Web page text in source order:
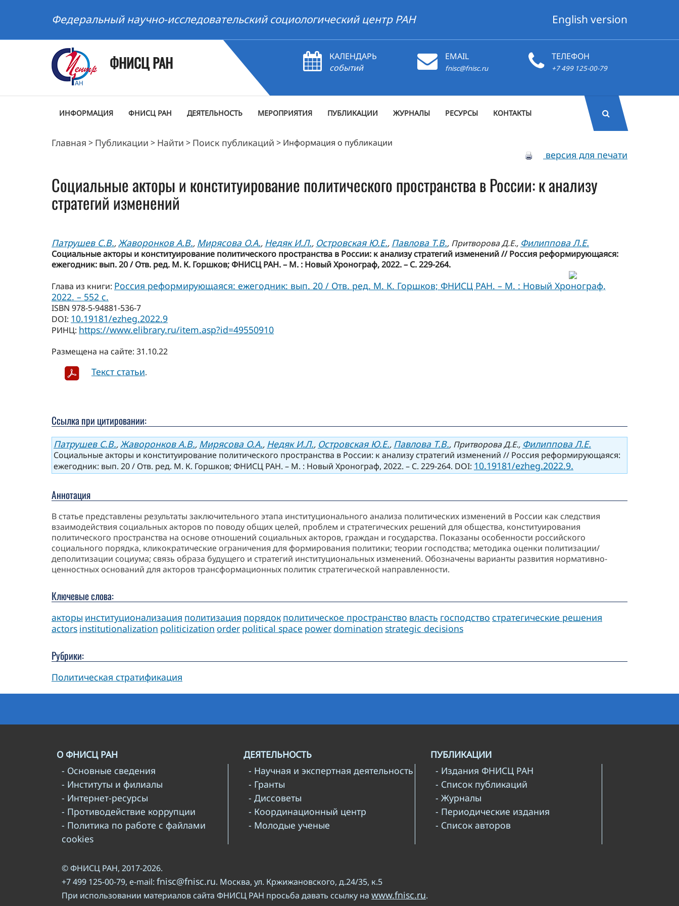
Федеральный научно-исследовательский социологический центр РАН English version
ФНИСЦ РАН
КАЛЕНДАРЬ
событий
EMAIL
fnisc@fnisc.ru
ТЕЛЕФОН
+7 499 125-00-79
ИНФОРМАЦИЯ ФНИСЦ РАН ДЕЯТЕЛЬНОСТЬ МЕРОПРИЯТИЯ ПУБЛИКАЦИИ ЖУРНАЛЫ РЕСУРСЫ КОНТАКТЫ
Главная > Публикации > Найти > Поиск публикаций > Информация о публикации
версия для печати
Социальные акторы и конституирование политического пространства в России: к анализу
стратегий изменений
Патрушев С.В.,Жаворонков А.В., Мирясова О.А., Недяк И.Л., Островская Ю.Е., Павлова Т.В., Притворова Д.Е., Филиппова Л.Е.
Социальные акторы и конституирование политического пространства в России: к анализу стратегий изменений // Россия реформирующаяся:
ежегодник: вып. 20 / Отв. ред. М. К. Горшков; ФНИСЦ РАН. – М. : Новый Хронограф, 2022. – С. 229-264.
Глава из книги: Россия реформирующаяся: ежегодник: вып. 20 / Отв. ред. М. К. Горшков; ФНИСЦ РАН. – М. : Новый Хронограф,
2022. – 552 с.
ISBN 978-5-94881-536-7
DOI: 10.19181/ezheg.2022.9
РИНЦ: https://www.elibrary.ru/item.asp?id=49550910
Размещена на сайте: 31.10.22
Текст статьи.
Ссылка при цитировании:
Патрушев С.В.,Жаворонков А.В., Мирясова О.А., Недяк И.Л., Островская Ю.Е., Павлова Т.В., Притворова Д.Е., Филиппова Л.Е.
Социальные акторы и конституирование политического пространства в России: к анализу стратегий изменений // Россия реформирующаяся:
ежегодник: вып. 20 / Отв. ред. М. К. Горшков; ФНИСЦ РАН. – М. : Новый Хронограф, 2022. – С. 229-264. DOI: 10.19181/ezheg.2022.9.
Аннотация
В статье представлены результаты заключительного этапа институционального анализа политических изменений в России как следствия
взаимодействия социальных акторов по поводу общих целей, проблем и стратегических решений для общества, конституирования
политического пространства на основе отношений социальных акторов, граждан и государства. Показаны особенности российского
социального порядка, кликократические ограничения для формирования политики; теории господства; методика оценки политизации/
деполитизации социума; связь образа будущего и стратегий институциональных изменений. Обозначены варианты развития нормативно-
ценностных оснований для акторов трансформационных политик стратегической направленности.
Ключевые слова:
акторы институционализация политизация порядок политическое пространство власть господство стратегические решения
actors institutionalization politicization order political space power domination strategic decisions
Рубрики:
Политическая стратификация
О ФНИСЦ РАН
- Основные сведения
- Институты и филиалы
- Интернет-ресурсы
- Противодействие коррупции
- Политика по работе с файлами
cookies
ДЕЯТЕЛЬНОСТЬ
- Научная и экспертная деятельность
- Гранты
- Диссоветы
- Координационный центр
- Молодые ученые
ПУБЛИКАЦИИ
- Издания ФНИСЦ РАН
- Список публикаций
- Журналы
- Периодические издания
- Список авторов
© ФНИСЦ РАН, 2017-2026.
+7 499 125-00-79, e-mail: fnisc@fnisc.ru. Москва, ул. Кржижановского, д.24/35, к.5
При использовании материалов сайта ФНИСЦ РАН просьба давать ссылку на www.fnisc.ru.